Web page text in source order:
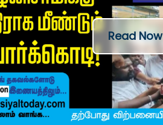
Read Now